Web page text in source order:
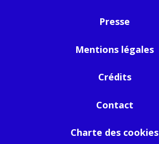
Presse
Mentions légales
Crédits
Contact
Charte des cookies